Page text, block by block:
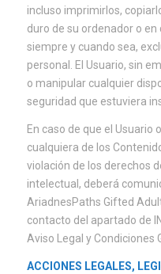
incluso imprimirlos,
duro de su ordenador o
siempre y cuando sea,
personal. El Usuario, sin
o manipular cualquier
seguridad que estuviera
En caso de que el Usuario
cualquiera de los
violación de los derechos
intelectual, deberá
AriadnesPaths Gifted
contacto del apartado de
Aviso Legal y Condiciones
ACCIONES LEGALES,